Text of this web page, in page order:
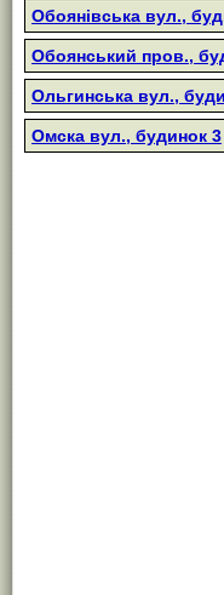
Обоянівська вул.,
Обоянський пров.,
Ольгинська вул.,
Омска вул., будинок 3